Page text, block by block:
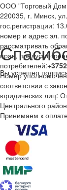
ООО "Торговый Дом
220035, г. Минск,
гос.регистрации:
номер и адрес эл.
рассматривать
прав,
потребителей:
Номер
соответствии с
юридических лиц:
Центрального
Принимаем к
Вы успешно